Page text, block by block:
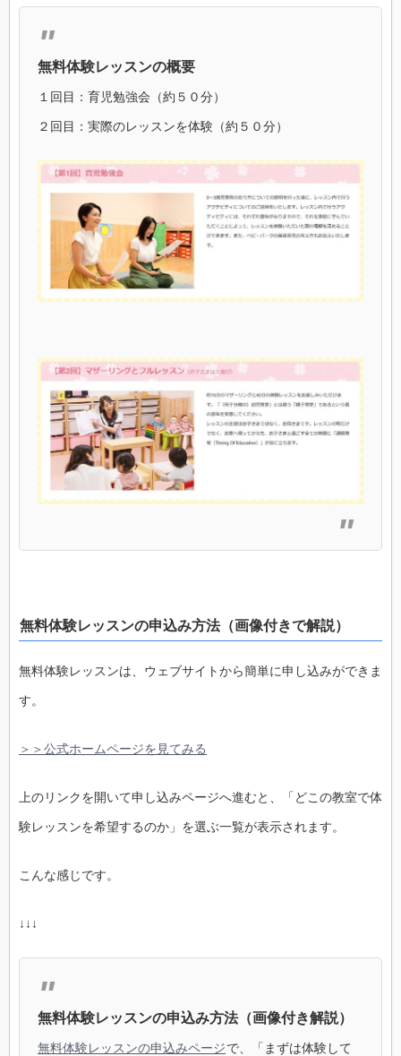
無料体験レッスンの概要
１回目：育児勉強会（約５０分）
２回目：実際のレッスンを体験（約５０分）
無料体験レッスンの申込み方法（画像付きで解説）
無料体験レッスンは、ウェブサイトから簡単に申し込みができま
す。
＞＞公式ホームページを見てみる
上のリンクを開いて申し込みページへ進むと、「どこの教室で体
験レッスンを希望するのか」を選ぶ一覧が表示されます。
こんな感じです。
↓↓↓
無料体験レッスンの申込み方法（画像付き解説）
無料体験レッスンの申込みページで、「まずは体験して